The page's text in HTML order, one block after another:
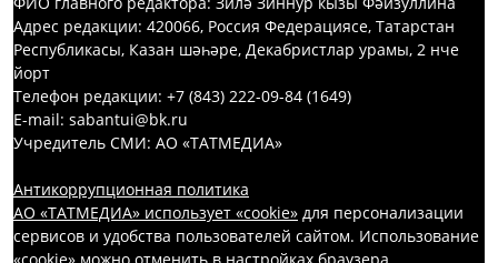
Адрес редакции: 420066, Россия Федерациясе, Татарстан
Республикасы, Казан шәһәре, Декабристлар урамы, 2 нче
йорт
Телефон редакции: +7 (843) 222-09-84 (1649)
E-mail: sabantui@bk.ru
Учредитель СМИ: АО «ТАТМЕДИА»
Антикоррупционная политика
АО «ТАТМЕДИА» использует «cookie» для персонализации
сервисов и удобства пользователей сайтом. Использование